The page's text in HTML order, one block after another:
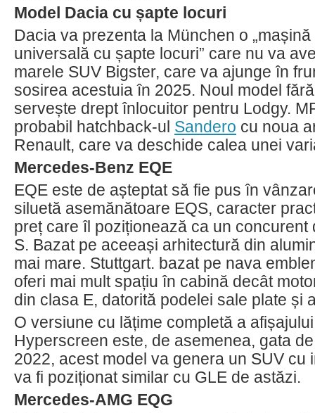
Model Dacia cu șapte locuri
Dacia va prezenta la München o
universală cu șapte locuri” care nu va
marele SUV Bigster, care va ajunge în
sosirea acestuia în 2025. Noul model
servește drept înlocuitor pentru Lodgy.
probabil hatchback-ul Sandero cu noua
Renault, care va deschide calea unei
Mercedes-Benz EQE
EQE este de așteptat să fie pus în
siluetă asemănătoare EQS, caracter
preț care îl poziționează ca un concurent
S. Bazat pe aceeași arhitectură din
mai mare. Stuttgart. bazat pe nava
oferi mai mult spațiu în cabină decât
din clasa E, datorită podelei sale plate și
O versiune cu lățime completă a
Hyperscreen este, de asemenea, gata
2022, acest model va genera un SUV cu
va fi poziționat similar cu GLE de astăzi.
Mercedes-AMG EQG